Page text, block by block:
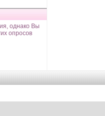
однако Вы
опросов